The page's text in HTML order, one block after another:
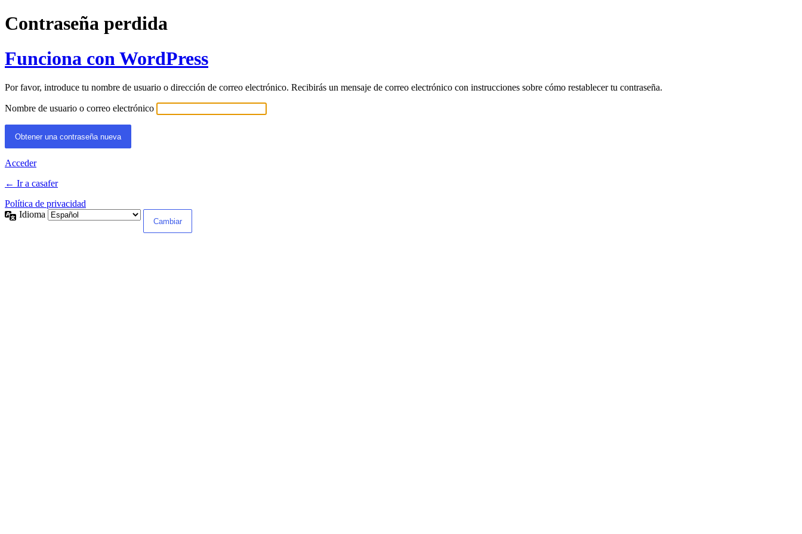
Contraseña perdida
Funciona con WordPress
Por favor, introduce tu nombre de usuario o dirección de correo electrónico. Recibirás un mensaje de correo electrónico con instrucciones sobre cómo restablecer tu contraseña.
Nombre de usuario o correo electrónico
Acceder
← Ir a casafer
Política de privacidad
Idioma